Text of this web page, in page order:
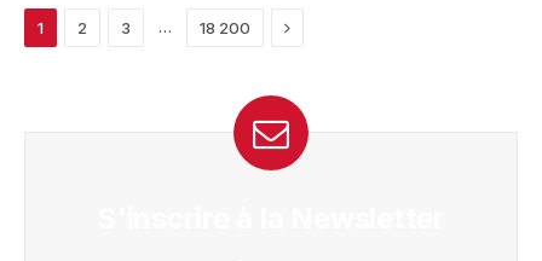
1 2 3 … 18 200 Next